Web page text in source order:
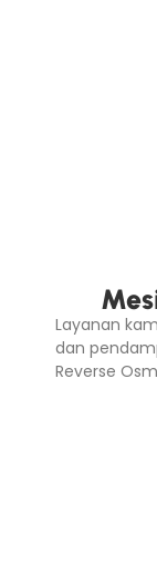
Layanan
dan
Reverse